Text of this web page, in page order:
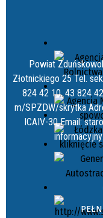
Powiat
Złotnickiego 25 Tel.
824 42 10, 43 824
m/SPZDW/skrytka
ICAIV-30 Email: